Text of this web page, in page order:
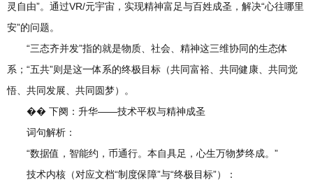
灵自由”。通过VR/元宇宙，实现精神富足与百姓成圣，解决“心往哪里
安”的问题。
“三态齐并发”指的就是物质、社会、精神这三维协同的生态体
系；“五共”则是这一体系的终极目标（共同富裕、共同健康、共同觉
悟、共同发展、共同圆梦）。
�� 下阕：升华——技术平权与精神成圣
词句解析：
“数据值，智能约，币通行。本自具足，心生万物梦终成。”
技术内核（对应文档“制度保障”与“终极目标”）：